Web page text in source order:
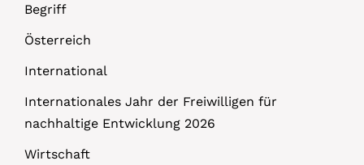
Begriff
Österreich
International
Internationales Jahr der Freiwilligen für
nachhaltige Entwicklung 2026
Wirtschaft